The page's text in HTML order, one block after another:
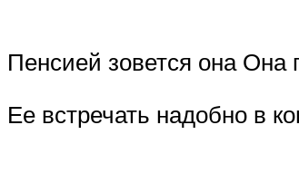
Пенсией зовется она Она
Ее встречать надобно в